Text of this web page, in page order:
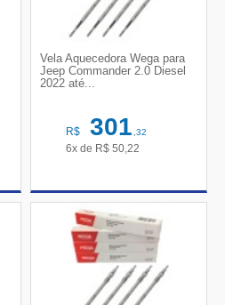
Vela Aquecedora Wega para
Jeep Commander 2.0 Diesel
2022 até...
R$ 301,32
6x de R$ 50,22